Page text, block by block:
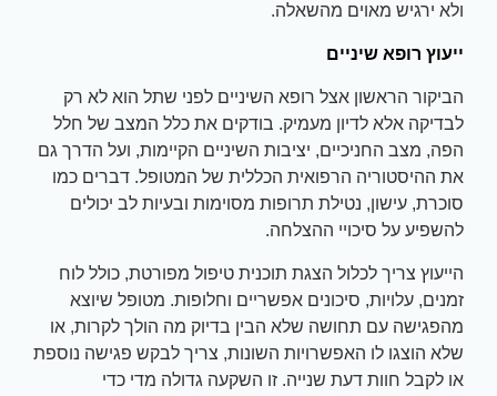
ולא ירגיש מאוים מהשאלה.
ייעוץ רופא שיניים
הביקור הראשון אצל רופא השיניים לפני שתל הוא לא רק
לבדיקה אלא לדיון מעמיק. בודקים את כלל המצב של חלל
הפה, מצב החניכיים, יציבות השיניים הקיימות, ועל הדרך גם
את ההיסטוריה הרפואית הכללית של המטופל. דברים כמו
סוכרת, עישון, נטילת תרופות מסוימות ובעיות לב יכולים
להשפיע על סיכויי ההצלחה.
הייעוץ צריך לכלול הצגת תוכנית טיפול מפורטת, כולל לוח
זמנים, עלויות, סיכונים אפשריים וחלופות. מטופל שיוצא
מהפגישה עם תחושה שלא הבין בדיוק מה הולך לקרות, או
שלא הוצגו לו האפשרויות השונות, צריך לבקש פגישה נוספת
או לקבל חוות דעת שנייה. זו השקעה גדולה מדי כדי